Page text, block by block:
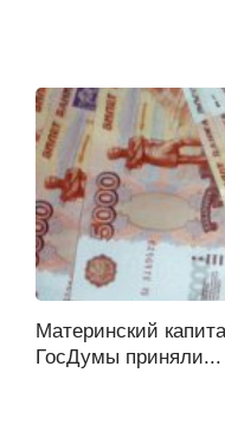
Материнский
ГосДумы приняли...